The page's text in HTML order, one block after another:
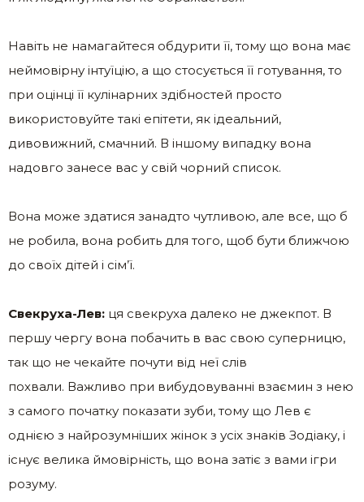
Навіть не намагайтеся обдурити її, тому що вона має
неймовірну інтуїцію, а що стосується її готування, то
при оцінці її кулінарних здібностей просто
використовуйте такі епітети, як ідеальний,
дивовижний, смачний. В іншому випадку вона
надовго занесе вас у свій чорний список.
Вона може здатися занадто чутливою, але все, що б
не робила, вона робить для того, щоб бути ближчою
до своїх дітей і сім’ї.
Свекруха-Лев: ця свекруха далеко не джекпот. В
першу чергу вона побачить в вас свою суперницю,
так що не чекайте почути від неї слів
похвали. Важливо при вибудовуванні взаємин з нею
з самого початку показати зуби, тому що Лев є
однією з найрозумніших жінок з усіх знаків Зодіаку, і
існує велика ймовірність, що вона затіє з вами ігри
розуму.